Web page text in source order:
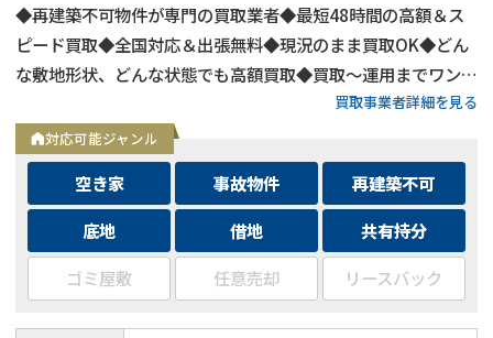
◆再建築不可物件が専門の買取業者◆最短48時間の高額＆ス
ピード買取◆全国対応＆出張無料◆現況のまま買取OK◆どん
な敷地形状、どんな状態でも高額買取◆買取〜運用までワンス
トップ対応◆無料査定＆相談はフォームから24時間受付
買取事業者詳細を見る
対応可能ジャンル
空き家 事故物件
再建築不可
底地
借地
共有持分
ゴミ屋敷
任意売却 リースバック